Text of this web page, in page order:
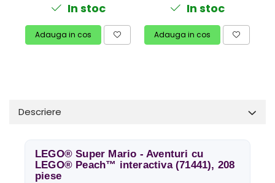
In stoc
Adauga in cos
In stoc
Adauga in cos
Descriere
LEGO® Super Mario - Aventuri cu
LEGO® Peach™ interactiva (71441), 208
piese